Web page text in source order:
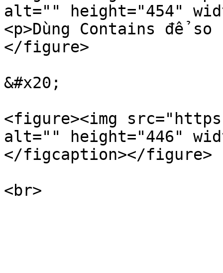
alt="" height="454"
<p>Dùng Contains để
</figure>
&#x20;
<figure><img
alt="" height="446"
</figcaption></figure>